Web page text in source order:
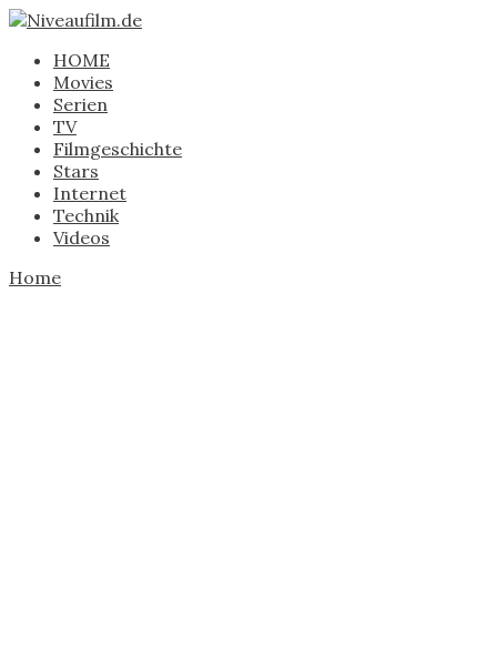
HOME
Movies
Serien
TV
Filmgeschichte
Stars
Internet
Technik
Videos
Home